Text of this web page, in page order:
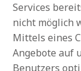
Services
nicht möglich
Mittels eines
Angebote auf
Benutzers